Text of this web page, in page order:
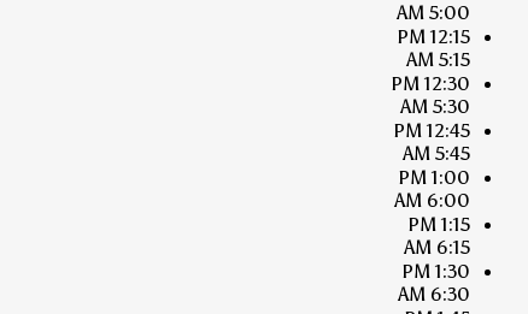
5:00 AM
12:15 PM
5:15 AM
12:30 PM
5:30 AM
12:45 PM
5:45 AM
1:00 PM
6:00 AM
1:15 PM
6:15 AM
1:30 PM
6:30 AM